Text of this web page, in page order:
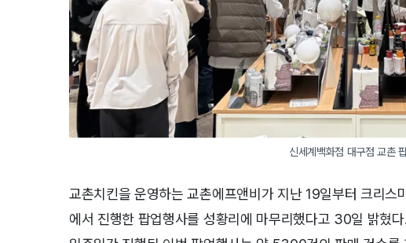
신세계백화점 대구점 교촌
교촌치킨을 운영하는 교촌에프앤비가 지난 19일부터 크리
에서 진행한 팝업행사를 성황리에 마무리했다고 30일 밝혔다.